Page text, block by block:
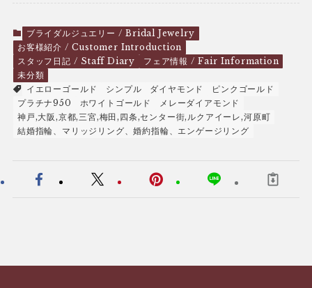
ブライダルジュエリー / Bridal Jewelry
お客様紹介 / Customer Introduction
スタッフ日記 / Staff Diary
フェア情報 / Fair Information
未分類
イエローゴールド
シンプル ダイヤモンド
ピンクゴールド
プラチナ950
ホワイトゴールド
メレーダイアモンド
神戸,大阪,京都,三宮,梅田,四条,センター街,ルクアイーレ,河原町
結婚指輪、マリッジリング、婚約指輪、エンゲージリング